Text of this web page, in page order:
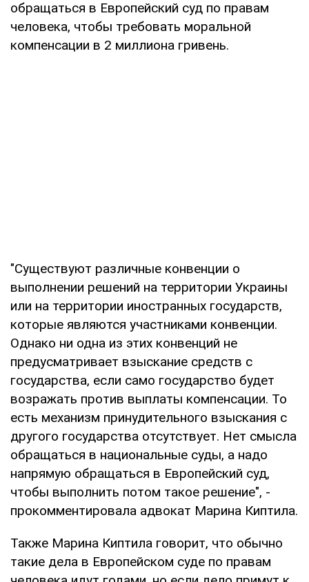
обращаться в Европейский суд по правам
человека, чтобы требовать моральной
компенсации в 2 миллиона гривень.
"Существуют различные конвенции о
выполнении решений на территории Украины
или на территории иностранных государств,
которые являются участниками конвенции.
Однако ни одна из этих конвенций не
предусматривает взыскание средств с
государства, если само государство будет
возражать против выплаты компенсации. То
есть механизм принудительного взыскания с
другого государства отсутствует. Нет смысла
обращаться в национальные суды, а надо
напрямую обращаться в Европейский суд,
чтобы выполнить потом такое решение", -
прокомментировала адвокат Марина Киптила.
Также Марина Киптила говорит, что обычно
такие дела в Европейском суде по правам